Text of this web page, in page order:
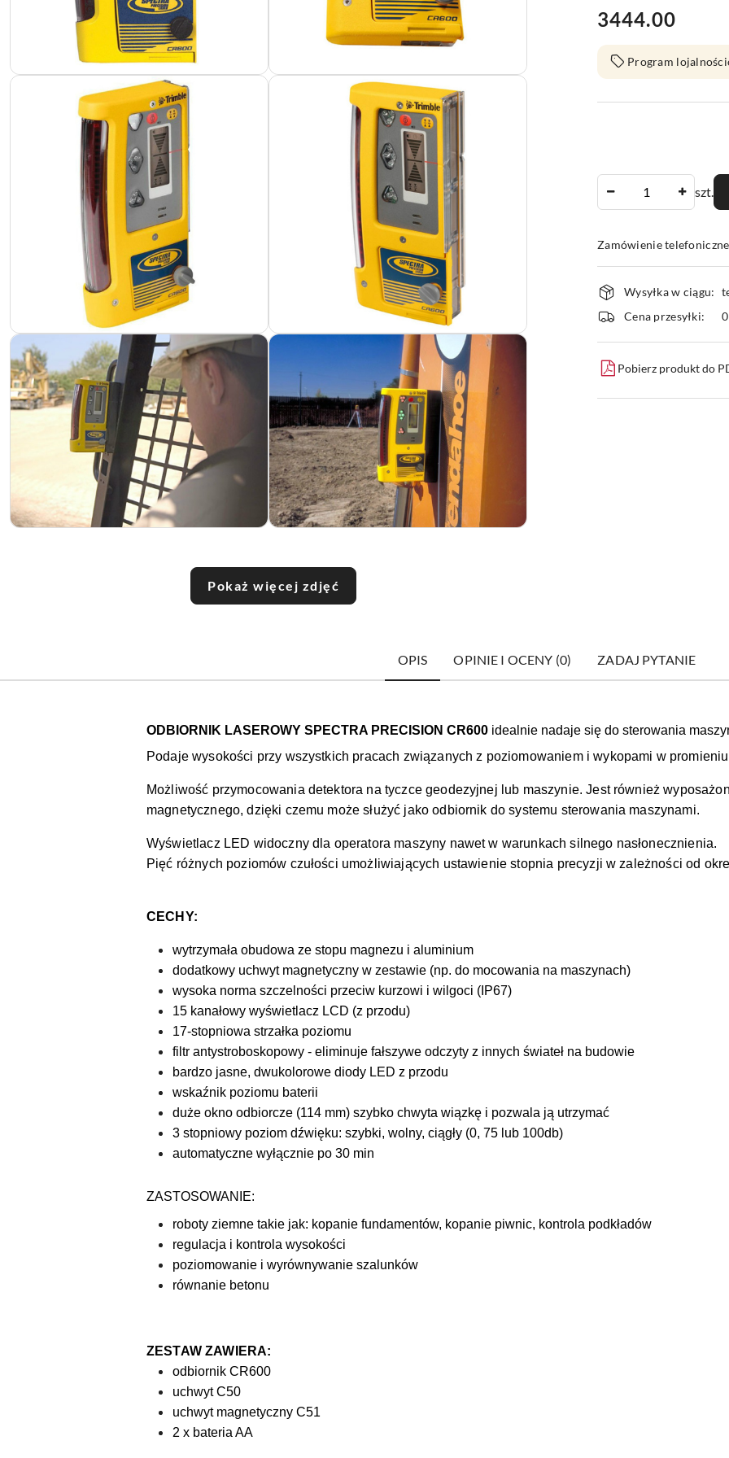
Pokaż więcej zdjęć
Cena:
3444.00
Program
szt.
Zamówienie
Dostępność
i
dostawa
Wysyłka w ciągu:
Cena przesyłki:
0
Pobierz produkt do
OPIS OPINIE I OCENY (0) ZADAJ PYTANIE
ODBIORNIK LASEROWY SPECTRA PRECISION CR600 idealnie nadaje się do sterowania
Podaje wysokości przy wszystkich pracach związanych z poziomowaniem i wykopami w
Możliwość przymocowania detektora na tyczce geodezyjnej lub maszynie. Jest również
magnetycznego, dzięki czemu może służyć jako odbiornik do systemu sterowania maszynami.
Wyświetlacz LED widoczny dla operatora maszyny nawet w warunkach silnego nasłonecznienia.
Pięć różnych poziomów czułości umożliwiających ustawienie stopnia precyzji w zależności od
CECHY:
wytrzymała obudowa ze stopu magnezu i aluminium
dodatkowy uchwyt magnetyczny w zestawie (np. do mocowania na maszynach)
wysoka norma szczelności przeciw kurzowi i wilgoci (IP67)
15 kanałowy wyświetlacz LCD (z przodu)
17-stopniowa strzałka poziomu
filtr antystroboskopowy - eliminuje fałszywe odczyty z innych świateł na budowie
bardzo jasne, dwukolorowe diody LED z przodu
wskaźnik poziomu baterii
duże okno odbiorcze (114 mm) szybko chwyta wiązkę i pozwala ją utrzymać
3 stopniowy poziom dźwięku: szybki, wolny, ciągły (0, 75 lub 100db)
automatyczne wyłącznie po 30 min
ZASTOSOWANIE:
roboty ziemne takie jak: kopanie fundamentów, kopanie piwnic, kontrola podkładów
regulacja i kontrola wysokości
poziomowanie i wyrównywanie szalunków
równanie betonu
ZESTAW ZAWIERA:
odbiornik CR600
uchwyt C50
uchwyt magnetyczny C51
2 x bateria AA